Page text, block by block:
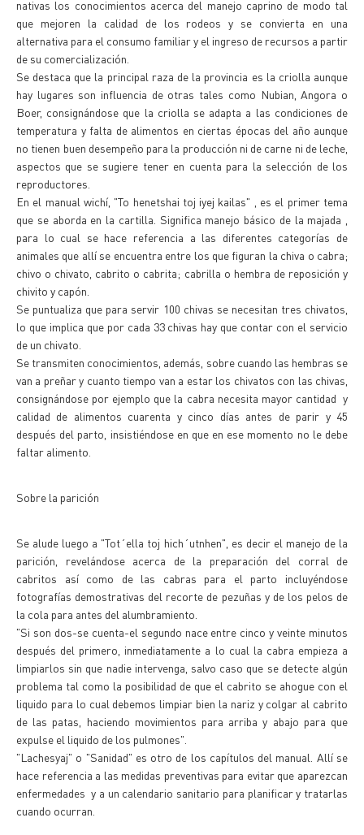
nativas los conocimientos acerca del manejo caprino de modo tal
que mejoren la calidad de los rodeos y se convierta en una
alternativa para el consumo familiar y el ingreso de recursos a partir
de su comercialización.
Se destaca que la principal raza de la provincia es la criolla aunque
hay lugares son influencia de otras tales como Nubian, Angora o
Boer, consignándose que la criolla se adapta a las condiciones de
temperatura y falta de alimentos en ciertas épocas del año aunque
no tienen buen desempeño para la producción ni de carne ni de leche,
aspectos que se sugiere tener en cuenta para la selección de los
reproductores.
En el manual wichí, "To henetshai toj iyej kailas" , es el primer tema
que se aborda en la cartilla. Significa manejo básico de la majada ,
para lo cual se hace referencia a las diferentes categorías de
animales que allí se encuentra entre los que figuran la chiva o cabra;
chivo o chivato, cabrito o cabrita; cabrilla o hembra de reposición y
chivito y capón.
Se puntualiza que para servir 100 chivas se necesitan tres chivatos,
lo que implica que por cada 33 chivas hay que contar con el servicio
de un chivato.
Se transmiten conocimientos, además, sobre cuando las hembras se
van a preñar y cuanto tiempo van a estar los chivatos con las chivas,
consignándose por ejemplo que la cabra necesita mayor cantidad y
calidad de alimentos cuarenta y cinco días antes de parir y 45
después del parto, insistiéndose en que en ese momento no le debe
faltar alimento.
Sobre la parición
Se alude luego a "Tot´ella toj hich´utnhen", es decir el manejo de la
parición, revelándose acerca de la preparación del corral de
cabritos así como de las cabras para el parto incluyéndose
fotografías demostrativas del recorte de pezuñas y de los pelos de
la cola para antes del alumbramiento.
"Si son dos-se cuenta-el segundo nace entre cinco y veinte minutos
después del primero, inmediatamente a lo cual la cabra empieza a
limpiarlos sin que nadie intervenga, salvo caso que se detecte algún
problema tal como la posibilidad de que el cabrito se ahogue con el
liquido para lo cual debemos limpiar bien la nariz y colgar al cabrito
de las patas, haciendo movimientos para arriba y abajo para que
expulse el liquido de los pulmones".
"Lachesyaj" o "Sanidad" es otro de los capítulos del manual. Allí se
hace referencia a las medidas preventivas para evitar que aparezcan
enfermedades y a un calendario sanitario para planificar y tratarlas
cuando ocurran.